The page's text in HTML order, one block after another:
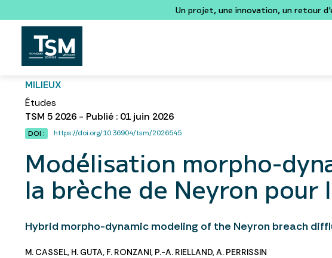
Un projet, une innovation, un retour
MILIEUX
Études
TSM 5 2026 - Publié : 01 juin 2026
DOI : https://doi.org/10.36904/tsm/2026545
Modélisation morpho-
la brèche de Neyron
Hybrid morpho-dynamic modeling of the Neyron breach
M. CASSEL, H. GUTA, F. RONZANI, P.-A. RIELLAND,A. PERRISSIN